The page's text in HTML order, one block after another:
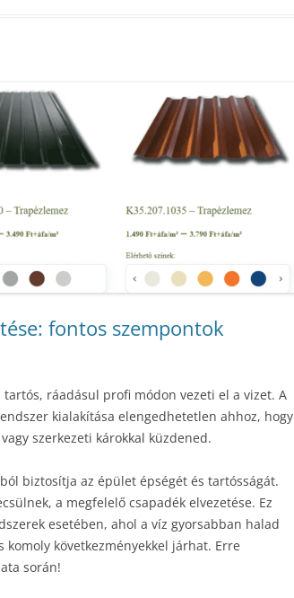
fontos szempontok
ráadásul profi módon vezeti el a vizet. A
kialakítása elengedhetetlen ahhoz, hogy
szerkezeti károkkal küzdened.
biztosítja az épület épségét és tartósságát.
a megfelelő csapadék elvezetése. Ez
esetében, ahol a víz gyorsabban halad
következményekkel járhat. Erre
során!